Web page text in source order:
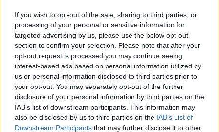
If you wish to opt-out of the sale, sharing to third parties, or
processing of your personal or sensitive information for
targeted advertising by us, please use the below opt-out
section to confirm your selection. Please note that after your
opt-out request is processed you may continue seeing
interest-based ads based on personal information utilized by
us or personal information disclosed to third parties prior to
your opt-out. You may separately opt-out of the further
disclosure of your personal information by third parties on the
IAB’s list of downstream participants. This information may
also be disclosed by us to third parties on the IAB’s List of
Downstream Participants that may further disclose it to other
Ακολουθήστε το E-Radio.gr στοGoogle News
και μάθετε πρώτοι τα πιο hot νέα.
Για ακόμη περισσότερανέα, μπείτε στην ροή
ειδήσεωντου E-Daily.gr
Ακολουθήστε το E-Radio.gr και στο Instagram
ΔΙΑΦΗΜΙΣΗ